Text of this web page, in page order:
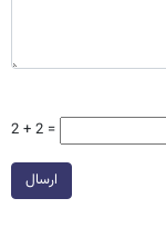
2 + 2 =
ارسال